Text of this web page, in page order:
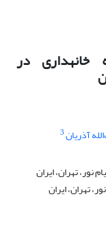
خانه‏داری در
آذریان3
نور، تهران، ایران
تهران، ایران